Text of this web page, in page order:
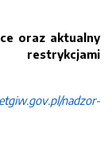
oraz aktualny
nadzor-